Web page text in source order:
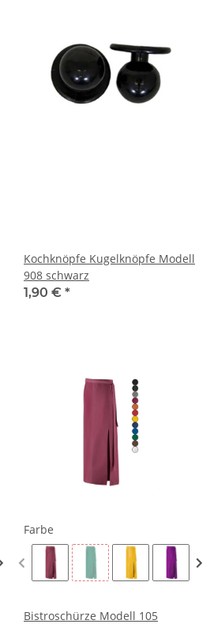
Kochknöpfe Kugelknöpfe Modell
908 schwarz
1,90 € *
Farbe
Bistroschürze Modell 105